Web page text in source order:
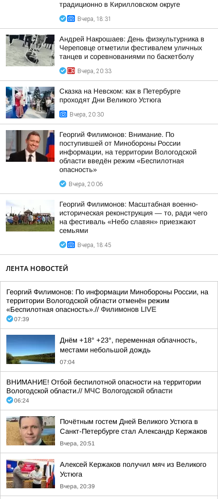
традиционно в Кирилловском округе
Вчера, 18:31
Андрей Накрошаев: День физкультурника в
Череповце отметили фестивалем уличных
танцев и соревнованиями по баскетболу
Вчера, 20:33
Сказка на Невском: как в Петербурге
проходят Дни Великого Устюга
Вчера, 20:30
Георгий Филимонов: Внимание. По
поступившей от Минобороны России
информации, на территории Вологодской
области введён режим «Беспилотная
опасность»
Вчера, 20:06
Георгий Филимонов: Масштабная военно-
историческая реконструкция — то, ради чего
на фестиваль «Небо славян» приезжают
семьями
Вчера, 18:45
ЛЕНТА НОВОСТЕЙ
Георгий Филимонов: По информации Минобороны России, на
территории Вологодской области отменён режим
«Беспилотная опасность».// Филимонов LIVE
07:39
Днём +18° +23°, переменная облачность,
местами небольшой дождь
07:04
ВНИМАНИЕ! Отбой беспилотной опасности на территории
Вологодской области.// МЧС Вологодской области
06:24
Почётным гостем Дней Великого Устюга в
Санкт-Петербурге стал Александр Кержаков
Вчера, 20:51
Алексей Кержаков получил мяч из Великого
Устюга
Вчера, 20:39